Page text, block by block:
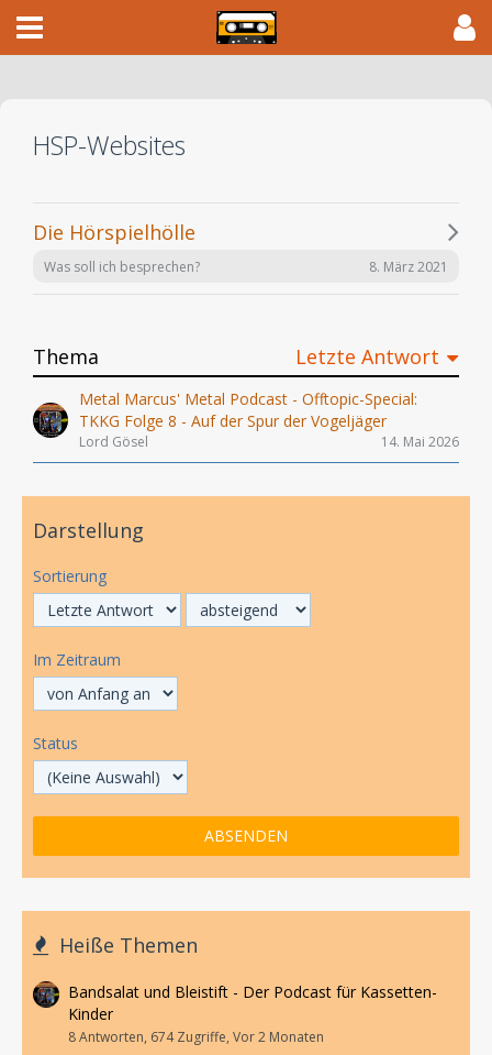
HSP-Websites
Die Hörspielhölle
Was soll ich besprechen? 8. März 2021
Thema Letzte Antwort
Metal Marcus' Metal Podcast - Offtopic-Special:
TKKG Folge 8 - Auf der Spur der Vogeljäger
Lord Gösel 14. Mai 2026
Darstellung
Sortierung
Im Zeitraum
Status
Heiße Themen
Bandsalat und Bleistift - Der Podcast für Kassetten-
Kinder
8 Antworten, 674 Zugriffe, Vor 2 Monaten